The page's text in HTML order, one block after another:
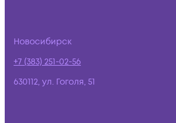
Новосибирск
+7 (383) 251-02-56
630112, ул. Гоголя, 51